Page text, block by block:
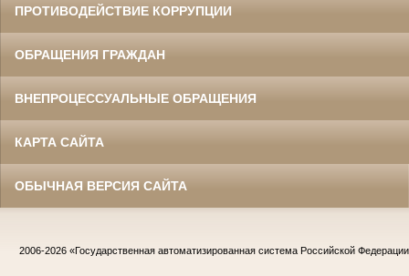
ПРОТИВОДЕЙСТВИЕ КОРРУПЦИИ
ОБРАЩЕНИЯ ГРАЖДАН
ВНЕПРОЦЕССУАЛЬНЫЕ ОБРАЩЕНИЯ
КАРТА САЙТА
ОБЫЧНАЯ ВЕРСИЯ САЙТА
2006-2026 «Государственная автоматизированная система Российской